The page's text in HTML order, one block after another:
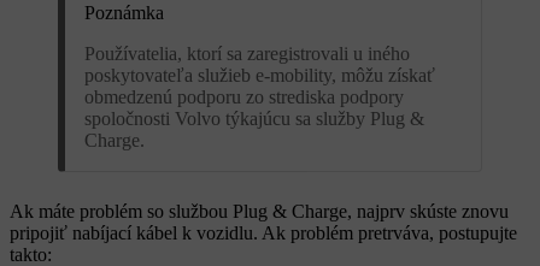
Poznámka
Používatelia, ktorí sa zaregistrovali u iného
poskytovateľa služieb e-mobility, môžu získať
obmedzenú podporu zo strediska podpory
spoločnosti Volvo týkajúcu sa služby Plug &
Charge.
Ak máte problém so službou Plug & Charge, najprv skúste znovu
pripojiť nabíjací kábel k vozidlu. Ak problém pretrváva, postupujte
takto: